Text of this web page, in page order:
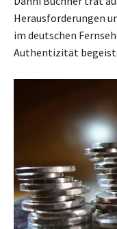
Herausforderungen
im deutschen
Authentizität